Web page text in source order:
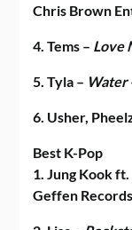
Chris Brown
4. Tems – Love
5. Tyla – Water
6. Usher,
Best K-Pop
1. Jung Kook
Geffen Records